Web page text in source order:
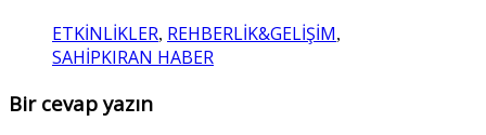
ETKİNLİKLER, REHBERLİK&GELİŞİM,
SAHİPKIRAN HABER
Bir cevap yazın